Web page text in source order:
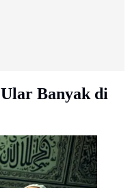
Banyak di